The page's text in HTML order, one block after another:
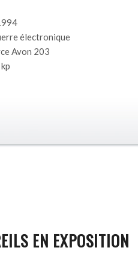
électronique
Avon 203
EN EXPOSITION